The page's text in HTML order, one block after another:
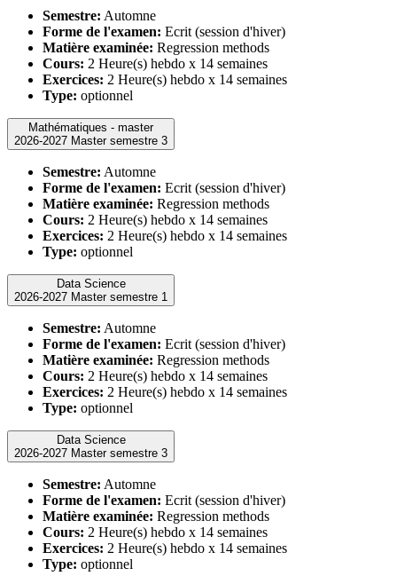
Semestre: Automne
Forme de l'examen: Ecrit (session d'hiver)
Matière examinée: Regression methods
Cours: 2 Heure(s) hebdo x 14 semaines
Exercices: 2 Heure(s) hebdo x 14 semaines
Type: optionnel
Mathématiques - master
2026-2027 Master semestre 3
Semestre: Automne
Forme de l'examen: Ecrit (session d'hiver)
Matière examinée: Regression methods
Cours: 2 Heure(s) hebdo x 14 semaines
Exercices: 2 Heure(s) hebdo x 14 semaines
Type: optionnel
Data Science
2026-2027 Master semestre 1
Semestre: Automne
Forme de l'examen: Ecrit (session d'hiver)
Matière examinée: Regression methods
Cours: 2 Heure(s) hebdo x 14 semaines
Exercices: 2 Heure(s) hebdo x 14 semaines
Type: optionnel
Data Science
2026-2027 Master semestre 3
Semestre: Automne
Forme de l'examen: Ecrit (session d'hiver)
Matière examinée: Regression methods
Cours: 2 Heure(s) hebdo x 14 semaines
Exercices: 2 Heure(s) hebdo x 14 semaines
Type: optionnel